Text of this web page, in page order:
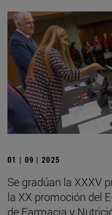
01 | 09 | 2025
Se gradúan la XXXV
la XX promoción del
de Farmacia y